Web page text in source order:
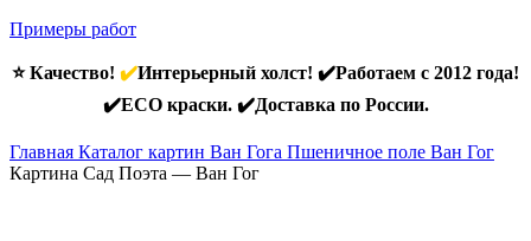
Примеры работ
⭐ Качество! ✔️Интерьерный холст! ✔️Работаем с 2012 года!
✔️ECO краски. ✔️Доставка по России.
Главная Каталог картин Ван Гога Пшеничное поле Ван Гог
Картина Сад Поэта — Ван Гог